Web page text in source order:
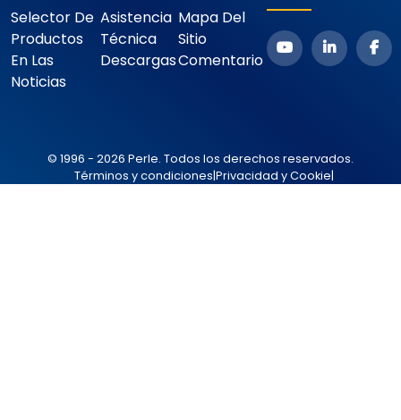
Selector De
Productos
En Las
Noticias
Asistencia
Técnica
Descargas
Mapa Del
Sitio
Comentario
© 1996 - 2026 Perle. Todos los derechos reservados.
Términos y condiciones|Privacidad y Cookie|